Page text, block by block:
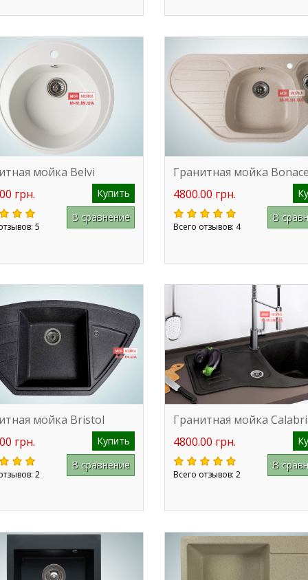
мойка Belvi
грн.
Купить
5
В сравнение
Гранитная мойка
4800.00 грн.
Всего отзывов: 4
В
мойка Bristol
грн.
Купить
2
В сравнение
Гранитная мойка
4800.00 грн.
Всего отзывов: 2
В